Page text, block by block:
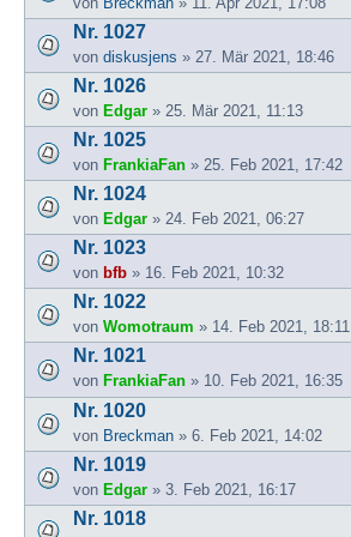
Nr. 1027
von diskusjens » 27. Mär 2021, 18:46
Nr. 1026
von Edgar » 25. Mär 2021, 11:13
Nr. 1025
von FrankiaFan » 25. Feb 2021, 17:42
Nr. 1024
von Edgar » 24. Feb 2021, 06:27
Nr. 1023
von bfb » 16. Feb 2021, 10:32
Nr. 1022
von Womotraum » 14. Feb 2021, 18:11
Nr. 1021
von FrankiaFan » 10. Feb 2021, 16:35
Nr. 1020
von Breckman » 6. Feb 2021, 14:02
Nr. 1019
von Edgar » 3. Feb 2021, 16:17
Nr. 1018